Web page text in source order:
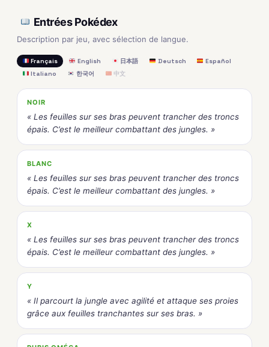
Entrées Pokédex
Description par jeu, avec sélection de langue.
Français English 日本語 Deutsch
Español
Italiano
한국어 中文
NOIR
« Les feuilles sur ses bras peuvent trancher des troncs
épais. C’est le meilleur combattant des jungles. »
BLANC
« Les feuilles sur ses bras peuvent trancher des troncs
épais. C’est le meilleur combattant des jungles. »
X
« Les feuilles sur ses bras peuvent trancher des troncs
épais. C’est le meilleur combattant des jungles. »
Y
« Il parcourt la jungle avec agilité et attaque ses proies
grâce aux feuilles tranchantes sur ses bras. »